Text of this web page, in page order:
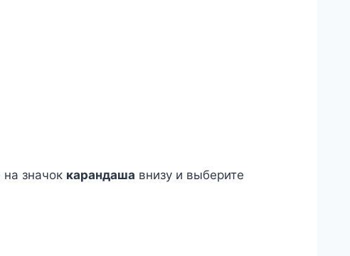
значок карандаша внизу и выберите